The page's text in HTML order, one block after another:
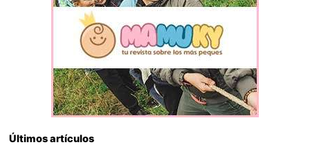
Últimos artículos